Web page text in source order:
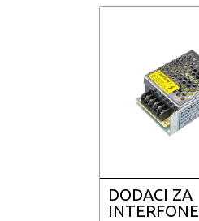
DODACI ZA
INTERFONE